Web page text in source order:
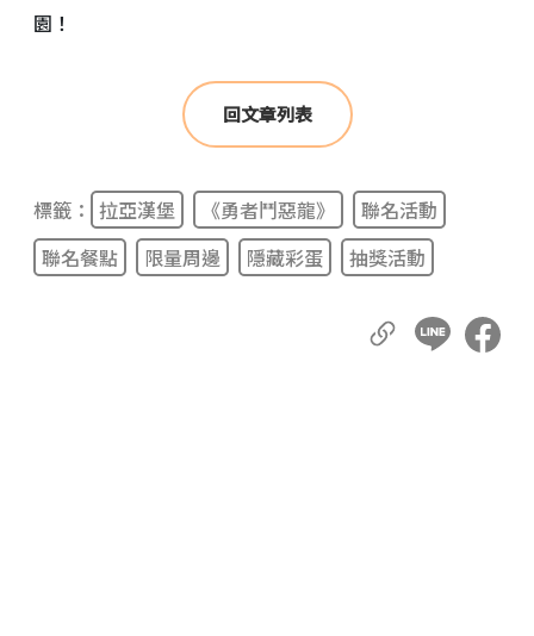
園！
回文章列表
標籤： 拉亞漢堡 《勇者鬥惡龍》
聯名活動
聯名餐點
限量周邊 隱藏彩蛋 抽獎活動